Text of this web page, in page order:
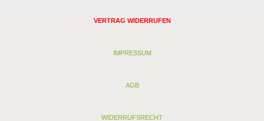
VERTRAG WIDERRUFEN
IMPRESSUM
AGB
WIDERRUFSRECHT